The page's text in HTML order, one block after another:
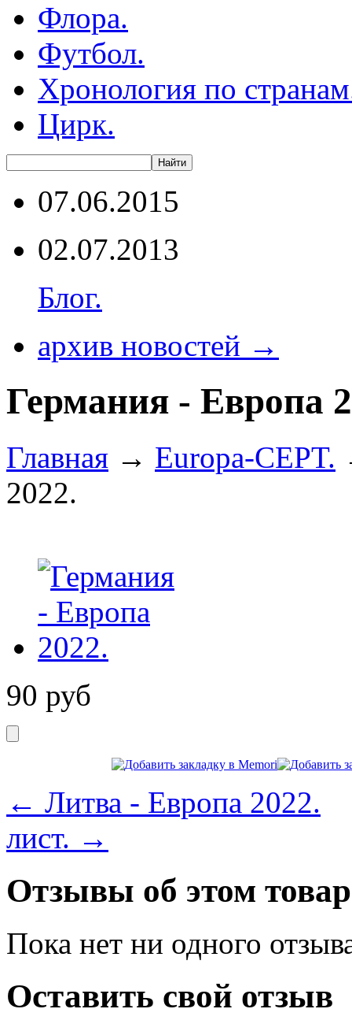
Флора.
Футбол.
Хронология по
Цирк.
07.06.2015
02.07.2013
Блог.
архив новостей →
Германия - Европа
Главная → Europa-CEPT.
2022.
90 руб
← Литва - Европа 2022.
лист. →
Отзывы об этом
Пока нет ни одного
Оставить свой отзыв